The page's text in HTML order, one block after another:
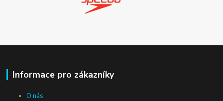
Informace pro zákazníky
O nás